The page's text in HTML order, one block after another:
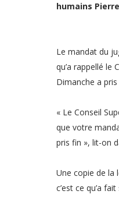
humains
Le mandat du
qu’a rappellé le
Dimanche a
« Le Conseil
que votre
pris fin », lit-on
Une copie de la
c’est ce qu’a